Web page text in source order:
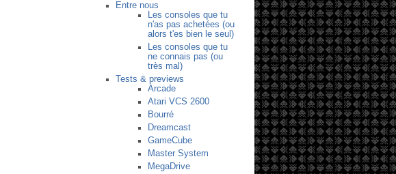
Entre nous
Les consoles que tu
n'as pas achetées (ou
alors t'es bien le seul)
Les consoles que tu
ne connais pas (ou
très mal)
Tests & previews
Arcade
Atari VCS 2600
Bourré
Dreamcast
GameCube
Master System
MegaDrive